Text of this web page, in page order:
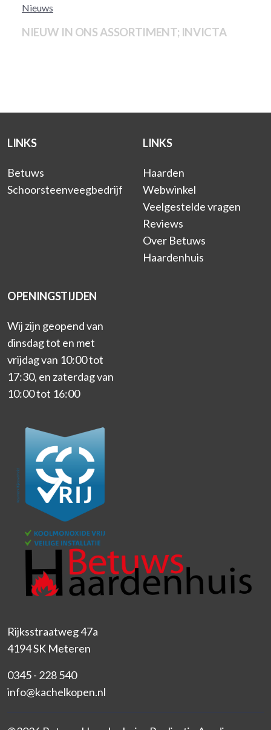
Nieuws
NIEUW IN ONS ASSORTIMENT; INVICTA
LINKS
Betuws
Schoorsteenveegbedrijf
LINKS
Haarden
Webwinkel
Veelgestelde vragen
Reviews
Over Betuws
Haardenhuis
OPENINGSTIJDEN
Wij zijn geopend van
dinsdag tot en met
vrijdag van 10:00 tot
17:30, en zaterdag van
10:00 tot 16:00
Rijksstraatweg 47a
4194 SK Meteren
0345 - 228 540
info@kachelkopen.nl